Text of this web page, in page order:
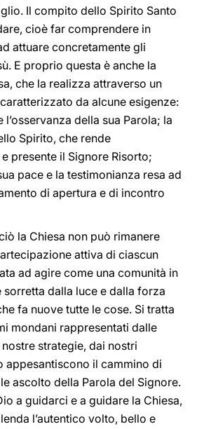
Il compito dello Spirito Santo
cioè far comprendere in
attuare concretamente gli
E proprio questa è anche la
che la realizza attraverso un
da alcune esigenze:
l’osservanza della sua Parola; la
Spirito, che rende
presente il Signore Risorto;
pace e la testimonianza resa ad
di apertura e di incontro
la Chiesa non può rimanere
attiva di ciascun
ad agire come una comunità in
sorretta dalla luce e dalla forza
fa nuove tutte le cose. Si tratta
mondani rappresentati dalle
strategie, dai nostri
appesantiscono il cammino di
ascolto della Parola del Signore.
a guidarci e a guidare la Chiesa,
l’autentico volto, bello e